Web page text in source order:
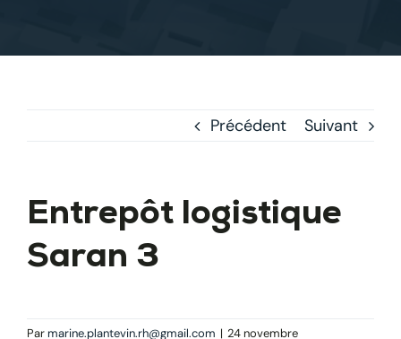
Précédent Suivant
Entrepôt logistique
Saran 3
Par marine.plantevin.rh@gmail.com | 24 novembre